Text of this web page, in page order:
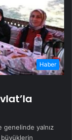
Haber
genelinde yalnız
büyüklerin